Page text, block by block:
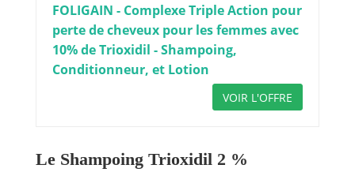
FOLIGAIN - Complexe Triple Action pour
perte de cheveux pour les femmes avec
10% de Trioxidil - Shampoing,
Conditionneur, et Lotion
VOIR L'OFFRE
Le Shampoing Trioxidil 2 %